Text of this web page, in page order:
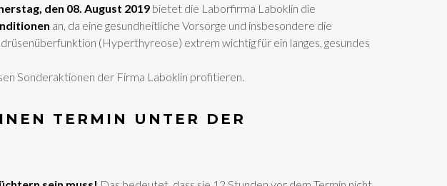
den 08. August 2019 bietet die Laborfirma Laboklin die
an, da eine gesundheitliche Vorsorge und insbesondere die
(Hyperthyreose) extrem wichtig für ein langes, gesundes
Sonderaktionen der Firma Laboklin profitieren.
TERMIN UNTER DER